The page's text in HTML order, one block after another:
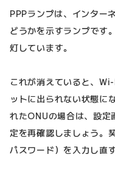
PPPランプは、インター
どうかを示すランプです
灯しています。
これが消えていると、
ットに出られない状態に
れたONUの場合は、設定
定を再確認しましょう。
パスワード）を入力し直